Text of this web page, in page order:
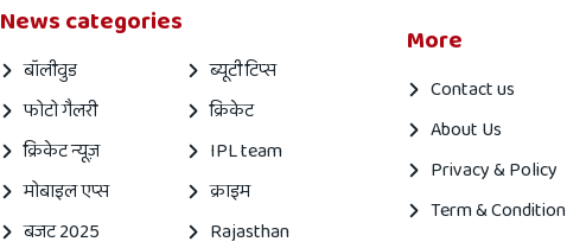
News categories
बॉलीवुड
ब्यूटी टिप्स
फोटो गैलरी
क्रिकेट
क्रिकेट न्यूज़
IPL team
मोबाइल एप्स
क्राइम
बजट 2025
Rajasthan
More
Contact us
About Us
Privacy & Policy
Term & Condition